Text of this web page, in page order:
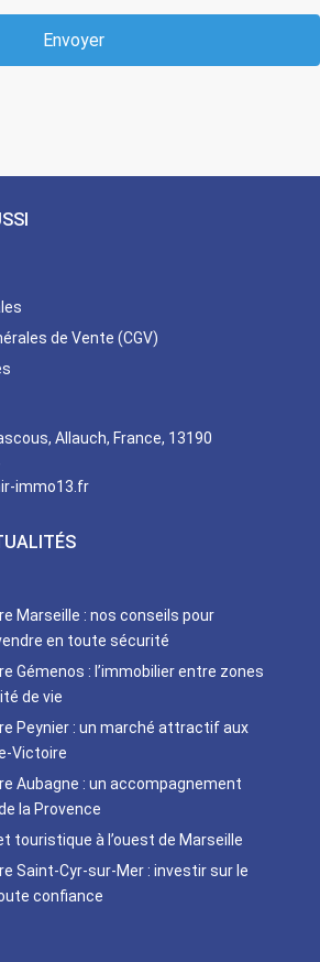
Envoyer
de Vente (CGV)
Allauch, France, 13190
immo13.fr
Marseille : nos conseils pour
en toute sécurité
Gémenos : l’immobilier entre zones
de vie
Peynier : un marché attractif aux
Victoire
Aubagne : un accompagnement
la Provence
touristique à l’ouest de Marseille
Saint-Cyr-sur-Mer : investir sur le
confiance